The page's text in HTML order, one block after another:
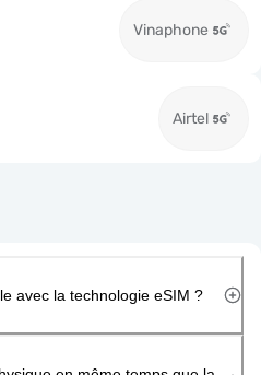
Vinaphone
Airtel
avec la technologie eSIM ?